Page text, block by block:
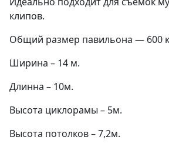
клипов.
Общий размер павильона — 600
Ширина – 14 м.
Длинна – 10м.
Высота циклорамы – 5м.
Высота потолков – 7,2м.​